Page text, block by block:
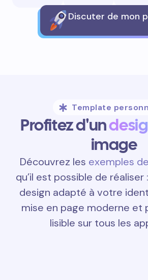
Discuter de mon
Template
Profitez d'un
image
Découvrez les exemples
qu’il est possible de
design adapté à votre
mise en page moderne et
lisible sur tous les